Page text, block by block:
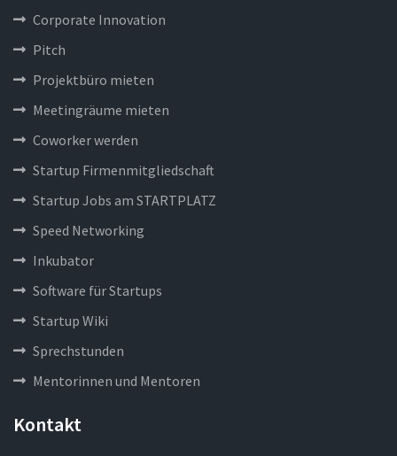
Corporate Innovation
Pitch
Projektbüro mieten
Meetingräume mieten
Coworker werden
Startup Firmenmitgliedschaft
Startup Jobs am STARTPLATZ
Speed Networking
Inkubator
Software für Startups
Startup Wiki
Sprechstunden
Mentorinnen und Mentoren
Kontakt